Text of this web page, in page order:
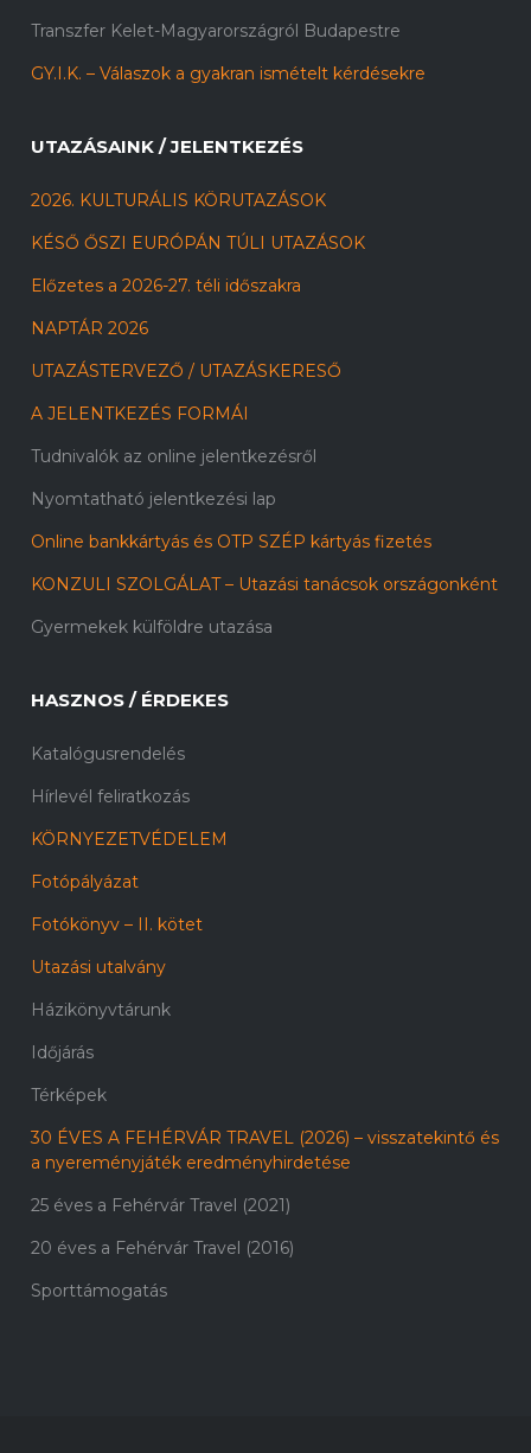
Transzfer Kelet-Magyarországról Budapestre
GY.I.K. – Válaszok a gyakran ismételt kérdésekre
UTAZÁSAINK / JELENTKEZÉS
2026. KULTURÁLIS KÖRUTAZÁSOK
KÉSŐ ŐSZI EURÓPÁN TÚLI UTAZÁSOK
Előzetes a 2026-27. téli időszakra
NAPTÁR 2026
UTAZÁSTERVEZŐ / UTAZÁSKERESŐ
A JELENTKEZÉS FORMÁI
Tudnivalók az online jelentkezésről
Nyomtatható jelentkezési lap
Online bankkártyás és OTP SZÉP kártyás fizetés
KONZULI SZOLGÁLAT – Utazási tanácsok országonként
Gyermekek külföldre utazása
HASZNOS / ÉRDEKES
Katalógusrendelés
Hírlevél feliratkozás
KÖRNYEZETVÉDELEM
Fotópályázat
Fotókönyv – II. kötet
Utazási utalvány
Házikönyvtárunk
Időjárás
Térképek
30 ÉVES A FEHÉRVÁR TRAVEL (2026) – visszatekintő és
a nyereményjáték eredményhirdetése
25 éves a Fehérvár Travel (2021)
20 éves a Fehérvár Travel (2016)
Sporttámogatás